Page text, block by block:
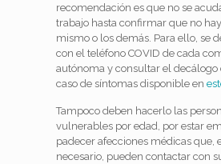
recomendación es que no se
trabajo hasta confirmar que no
mismo o los demás. Para ello, se
con el teléfono COVID de cada
autónoma y consultar el decálogo
caso de síntomas disponible en
Tampoco deben hacerlo las
vulnerables por edad, por estar
padecer afecciones médicas que,
necesario, pueden contactar con